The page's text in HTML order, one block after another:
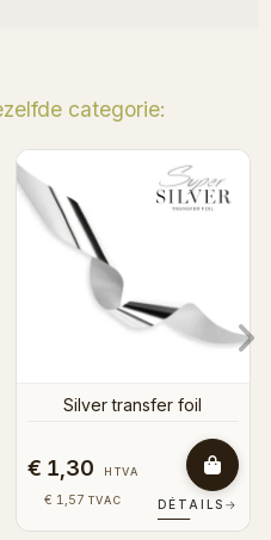
categorie:
Art - Transferfoil
HTVA
TVAC DÉTAILS→
€